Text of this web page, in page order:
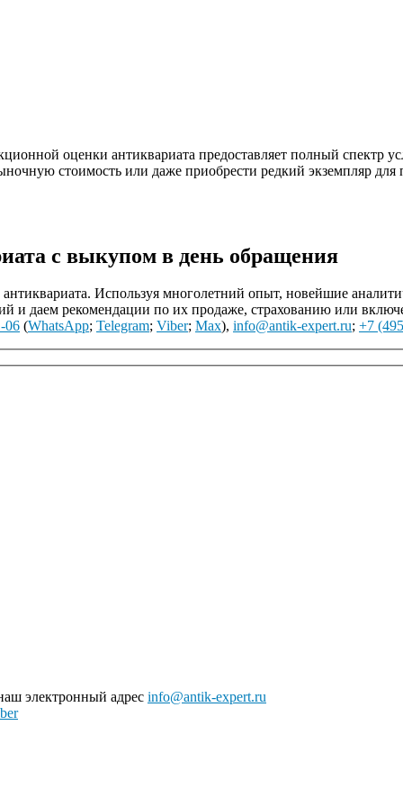
оценки антиквариата предоставляет полный спектр
стоимость или даже приобрести редкий экземпляр
с выкупом в день обращения
Используя многолетний опыт, новейшие
и даем рекомендации по их продаже, страхованию или
06 (WhatsApp; Telegram; Viber; Max), info@antik-expert.ru; +7
электронный адрес info@antik-expert.ru